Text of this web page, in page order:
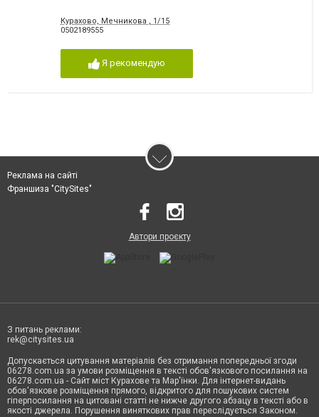
Курахово, Мечникова , 1/15
0502189555
Я рекомендую
Реклама на сайті
Франшиза "CitySites"
Автори проєкту
З питань реклами:
rek@citysites.ua
Допускається цитування матеріалів без отримання попередньої згоди
06278.com.ua за умови розміщення в тексті обов'язкового посилання на
06278.com.ua - Сайт міст Курахове та Мар'їнки. Для інтернет-видань
обов'язкове розміщення прямого, відкритого для пошукових систем
гіперпосилання на цитовані статті не нижче другого абзацу в тексті або в
якості джерела. Порушення виняткових прав переслідується Законом.